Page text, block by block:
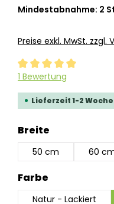
Mindestabnahme: 2
Preise exkl. MwSt. zzgl.
Durchschnittliche
1 Bewertung
Lieferzeit 1-2
Breite
50 cm 60
Farbe
Natur - Lackiert